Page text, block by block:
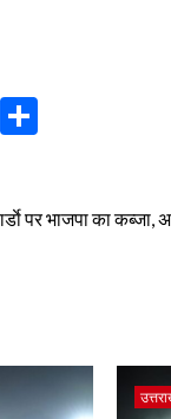
Telegram
पर भाजपा का कब्जा,